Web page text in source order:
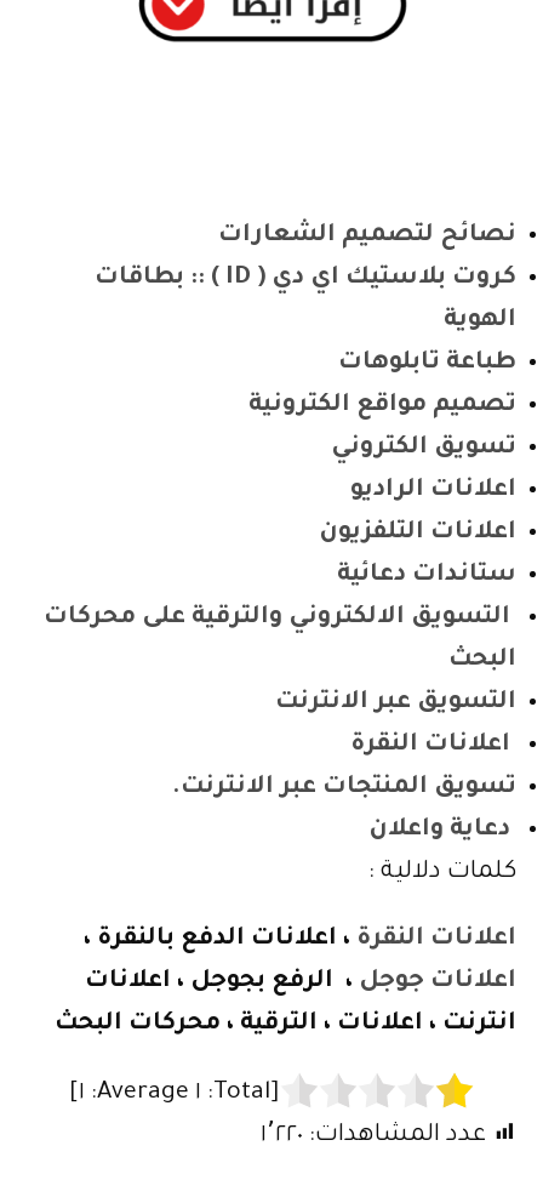
نصائح لتصميم الشعارات
كروت بلاستيك اي دي ( ID ) :: بطاقات
الهوية
طباعة تابلوهات
تصميم مواقع الكترونية
تسويق الكتروني
اعلانات الراديو
اعلانات التلفزيون
ستاندات دعائية
التسويق الالكتروني والترقية على محركات
البحث
التسويق عبر الانترنت
اعلانات النقرة
تسويق المنتجات عبر الانترنت.
دعاية واعلان
كلمات دلالية :
اعلانات النقرة ، اعلانات الدفع بالنقرة ،
اعلانات جوجل ، الرفع بجوجل ، اعلانات
انترنت ، اعلانات ، الترقية ، محركات البحث
[Total: ١ ١]
عدد المشاهدات: ١٬٢٢٠